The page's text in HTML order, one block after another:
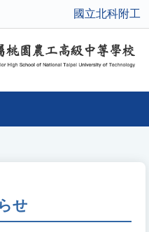
國立北科附工
せ